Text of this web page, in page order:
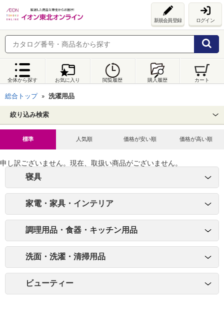
新規会員登録 ログイン
全体から探す お気に入り 閲覧履歴 購入履歴 カート
総合トップ 洗濯用品
絞り込み検索
標準 人気順 価格が安い順 価格が高い順
申し訳ございません。現在、取扱い商品がございません。
寝具
家電・家具・インテリア
調理用品・食器・キッチン用品
洗面・洗濯・清掃用品
ビューティー